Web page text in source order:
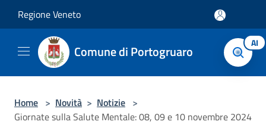
Regione Veneto
Comune di Portogruaro AI
Home > Novità > Notizie >
Giornate sulla Salute Mentale: 08, 09 e 10 novembre 2024